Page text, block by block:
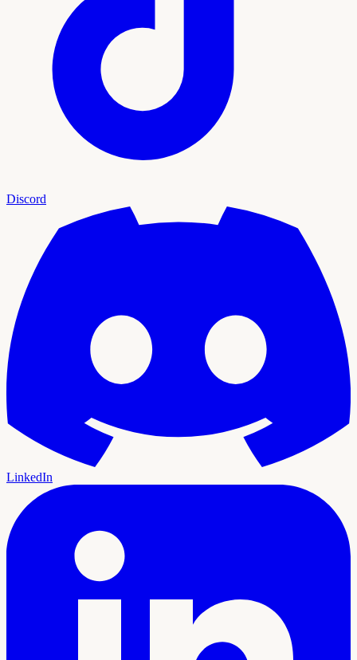
Discord
LinkedIn